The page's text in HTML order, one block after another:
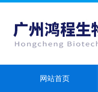
网站首页